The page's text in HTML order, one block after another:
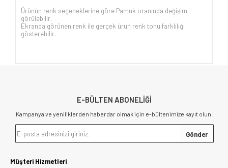
Ürünün renk seçeneklerine göre Pamuk oranında değişim
görülebilir.
Ekranda görünen renk ile gerçek ürün renk tonu farklılığı
gösterebilir.
E-BÜLTEN ABONELİĞİ
Kampanya ve yeniliklerden haberdar olmak için e-bültenimize kayıt olun.
Müşteri Hizmetleri